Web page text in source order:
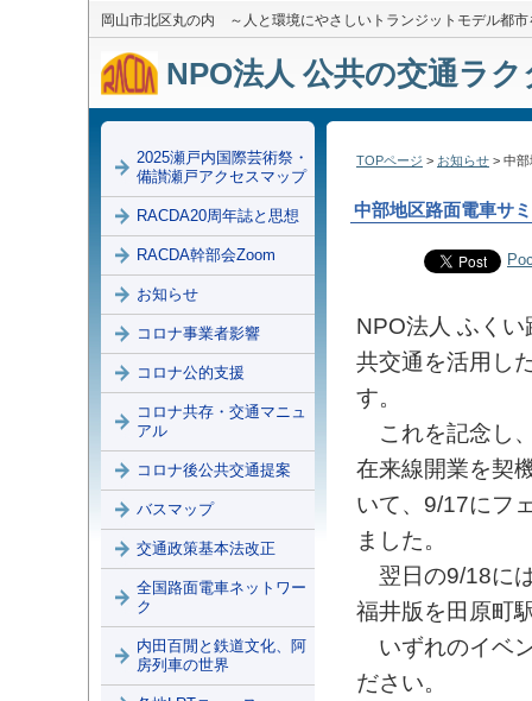
岡山市北区丸の内 ～人と環境にやさしいトランジットモデル都市
NPO法人 公共の交通ラ
TOPページ > お知らせ > 中
中部地区路面電車サ
NPO法人 ふく
共交通を活用し
す。
これを記念し
在来線開業を契
いて、9/17にフ
ました。
翌日の9/18に
福井版を田原町
いずれのイベ
ださい。
2025瀬戸内国際芸術祭・
備讃瀬戸アクセスマップ
RACDA20周年誌と思想
RACDA幹部会Zoom
お知らせ
コロナ事業者影響
コロナ公的支援
コロナ共存・交通マニュ
アル
コロナ後公共交通提案
バスマップ
交通政策基本法改正
全国路面電車ネットワー
ク
内田百閒と鉄道文化、阿
房列車の世界